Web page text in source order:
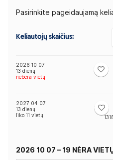
Pasirinkite pageidaujamą
Keliautojų skaičius:
2026 10 07
13 dienų
nebėra vietų
2027 04 07
13 dienų
liko 11 vietų
2026 10 07 – 19 NĖRA